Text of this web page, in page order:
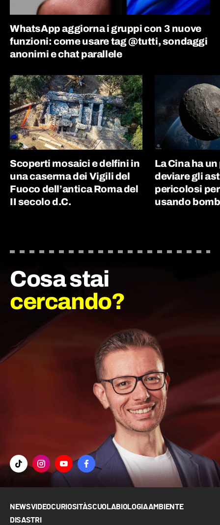
WhatsApp aggiorna i gruppi con 3 nuove
funzioni: come usare tag @tutti, sondaggi
anonimi e chat parallele
Scoperti mosaici e delfini in
una caserma dei Vigili del
Fuoco dell’antica Roma del
II secolo d.C.
La Cina ha
deviare gli
pericolosi per
usando
Cosa stai
cercando?
NEWSVIDEOCURIOSITÀSCUOLABIOLOGIAAMBIENTE
DISASTRI